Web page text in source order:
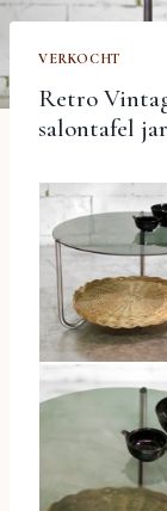
VERKOCHT
Retro
salontafel